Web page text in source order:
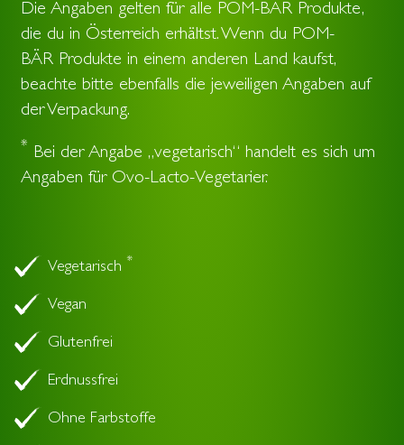
Die Angaben gelten für alle POM-BÄR Produkte,
die du in Österreich erhältst. Wenn du POM-
BÄR Produkte in einem anderen Land kaufst,
beachte bitte ebenfalls die jeweiligen Angaben auf
der Verpackung.
* Bei der Angabe „vegetarisch“ handelt es sich um
Angaben für Ovo-Lacto-Vegetarier.
Vegetarisch *
Vegan
Glutenfrei
Erdnussfrei
Ohne Farbstoffe